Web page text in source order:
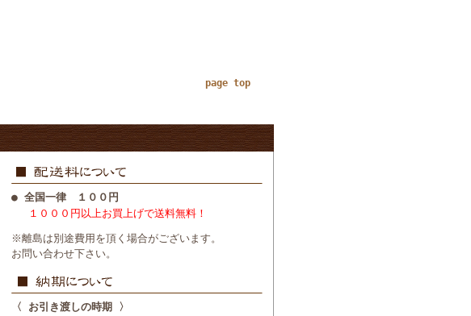
page top
● 全国一律 １００円
１０００円以上お買上げで送料無料！
※離島は別途費用を頂く場合がございます。
お問い合わせ下さい。
〈 お引き渡しの時期 〉